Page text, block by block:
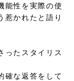
能性を実際の使
惹かれたと語り
ったスタイリス
確な返答をして